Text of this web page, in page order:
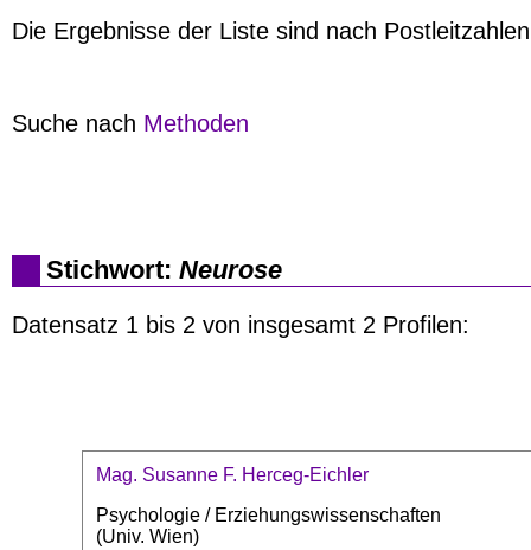
Die Ergebnisse der Liste sind nach
Suche nach Methoden
Stichwort: Neurose
Datensatz 1 bis 2 von insgesamt 2 Profilen:
Mag. Susanne F. Herceg-Eichler
Psychologie / Erziehungswissenschaften
(Univ. Wien)